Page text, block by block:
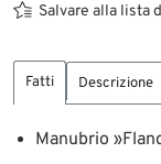
Salvare alla lista
Fatti Descrizione
Manubrio